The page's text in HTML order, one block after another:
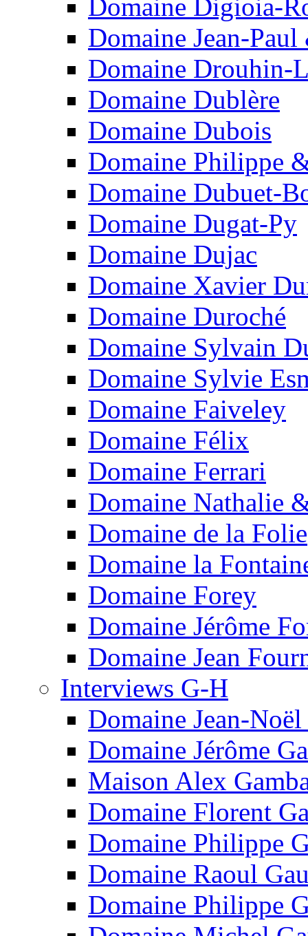
Domaine Digioia-
Domaine Jean-
Domaine Drouhin-
Domaine Dublère
Domaine Dubois
Domaine Philippe
Domaine Dubuet-
Domaine Dugat-Py
Domaine Dujac
Domaine Xavier
Domaine Duroché
Domaine Sylvain
Domaine Sylvie
Domaine Faiveley
Domaine Félix
Domaine Ferrari
Domaine Nathalie
Domaine de la Folie
Domaine la
Domaine Forey
Domaine Jérôme
Domaine Jean
Interviews G-H
Domaine Jean-
Domaine Jérôme
Maison Alex
Domaine Florent
Domaine Philippe
Domaine Raoul
Domaine Philippe